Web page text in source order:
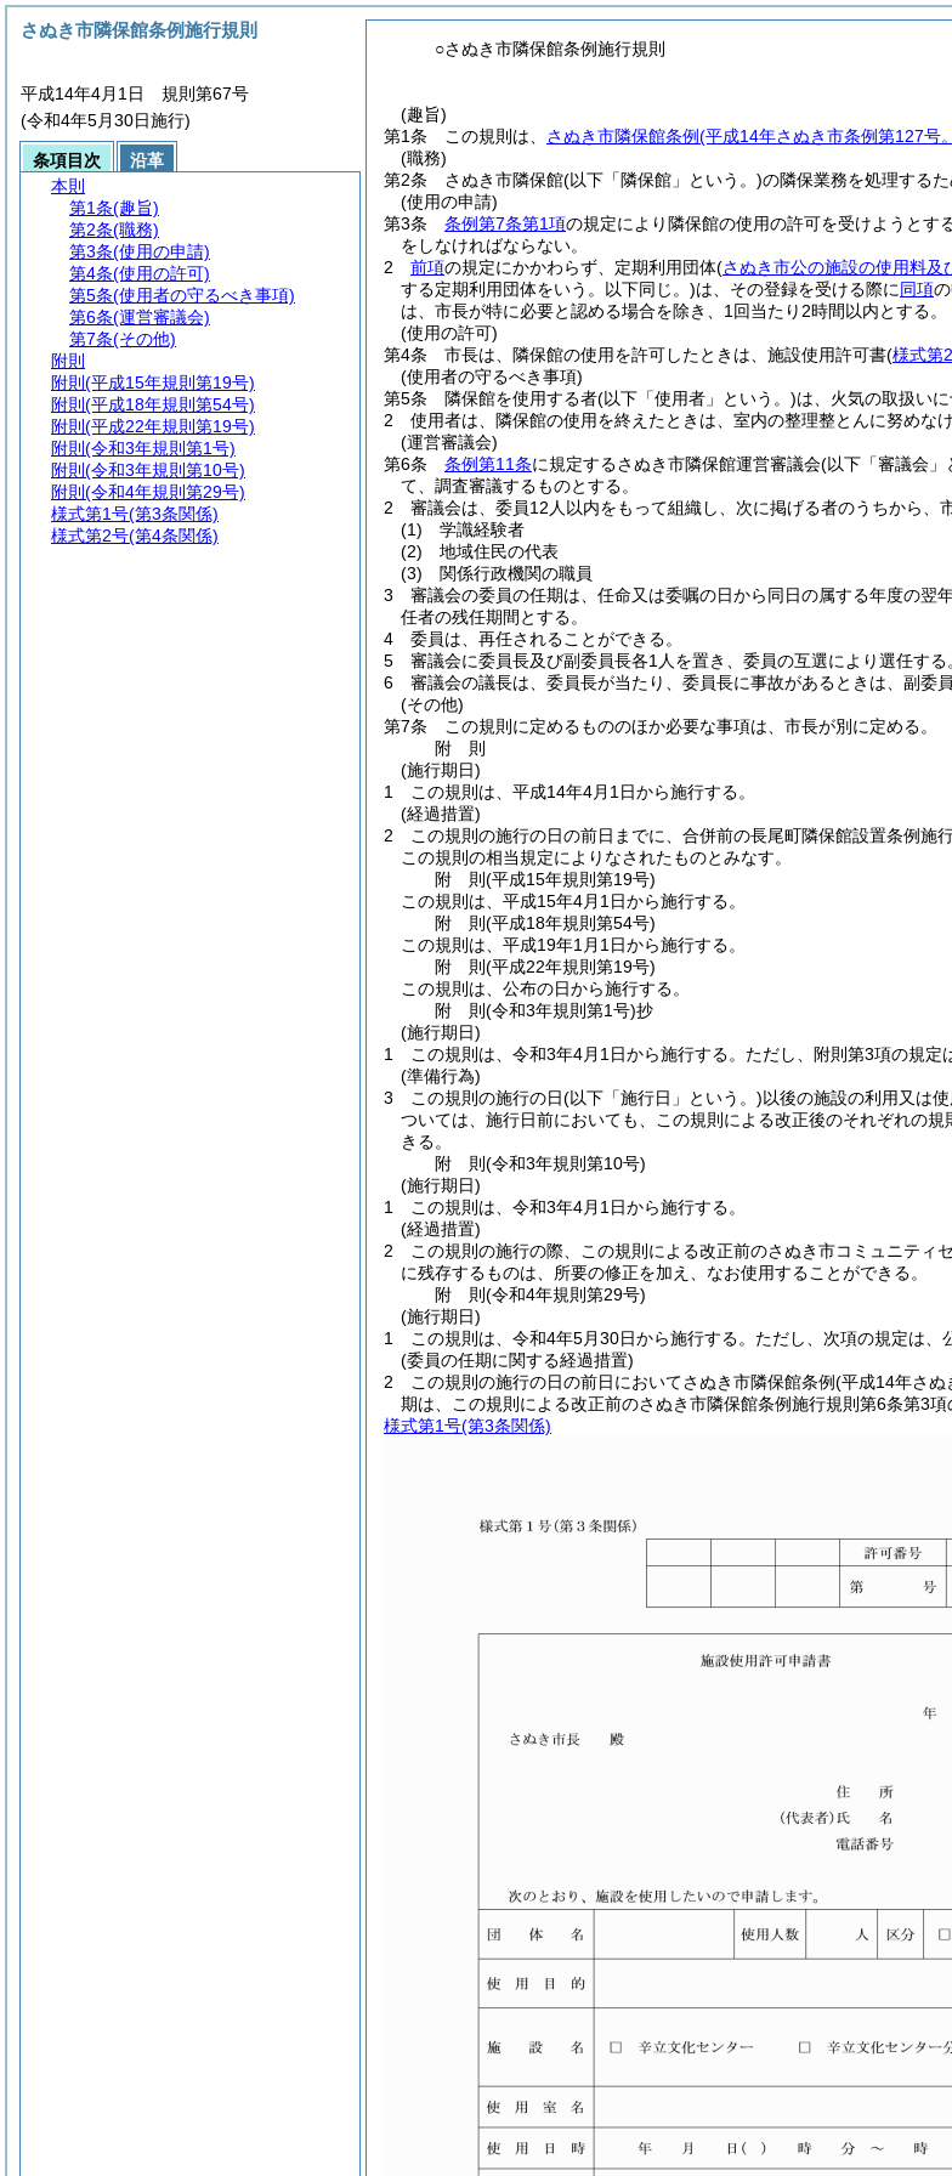
○さぬき市隣保館条例施行規則
(趣旨)
第1条
この規則は、 さぬき市隣保館条例(平成14年さぬき市条例第127号
(職務)
第2条
さぬき市隣保館(以下「隣保館」という。)の隣保業務を処理する
(使用の申請)
第3条
条例第7条第1項の規定により隣保館の使用の許可を受けようと
をしなければならない。
2
前項の規定にかかわらず、定期利用団体(さぬき市公の施設の使用料及
する定期利用団体をいう。以下同じ。)は、その登録を受ける際に同項
は、市長が特に必要と認める場合を除き、1回当たり2時間以内とする。
(使用の許可)
第4条
市長は、隣保館の使用を許可したときは、施設使用許可書(様式第
(使用者の守るべき事項)
第5条
隣保館を使用する者(以下「使用者」という。)は、火気の取扱い
2
使用者は、隣保館の使用を終えたときは、室内の整理整とんに努めな
(運営審議会)
第6条
条例第11条に規定するさぬき市隣保館運営審議会(以下「審議会」
て、調査審議するものとする。
2
審議会は、委員12人以内をもって組織し、次に掲げる者のうちから、
(1)
学識経験者
(2)
地域住民の代表
(3)
関係行政機関の職員
3
審議会の委員の任期は、任命又は委嘱の日から同日の属する年度の翌
任者の残任期間とする。
4
委員は、再任されることができる。
5
審議会に委員長及び副委員長各1人を置き、委員の互選により選任する
6
審議会の議長は、委員長が当たり、委員長に事故があるときは、副委
(その他)
第7条
この規則に定めるもののほか必要な事項は、市長が別に定める。
附 則
(施行期日)
1
この規則は、平成14年4月1日から施行する。
(経過措置)
2
この規則の施行の日の前日までに、合併前の長尾町隣保館設置条例施
この規則の相当規定によりなされたものとみなす。
附 則(平成15年規則第19号)
この規則は、平成15年4月1日から施行する。
附 則(平成18年規則第54号)
この規則は、平成19年1月1日から施行する。
附 則(平成22年規則第19号)
この規則は、公布の日から施行する。
附 則(令和3年規則第1号)抄
(施行期日)
1
この規則は、令和3年4月1日から施行する。 ただし、附則第3項の規定
(準備行為)
3
この規則の施行の日(以下「施行日」という。)以後の施設の利用又は使
ついては、施行日前においても、この規則による改正後のそれぞれの
きる。
附 則(令和3年規則第10号)
(施行期日)
1
この規則は、令和3年4月1日から施行する。
(経過措置)
2
この規則の施行の際、この規則による改正前のさぬき市コミュニテ
に残存するものは、所要の修正を加え、なお使用することができる。
附 則(令和4年規則第29号)
(施行期日)
1
この規則は、令和4年5月30日から施行する。 ただし、次項の規定は、
(委員の任期に関する経過措置)
2
この規則の施行の日の前日においてさぬき市隣保館条例(平成14年さぬ
期は、この規則による改正前のさぬき市隣保館条例施行規則第6条第3項
様式第1号(第3条関係)
さぬき市隣保館条例施行規則
平成14年4月1日 規則第67号
(令和4年5月30日施行)
条項目次
沿革
本則
第1条(趣旨)
第2条(職務)
第3条(使用の申請)
第4条(使用の許可)
第5条(使用者の守るべき事項)
第6条(運営審議会)
第7条(その他)
附則
附則 (平成15年規則第19号)
附則 (平成18年規則第54号)
附則 (平成22年規則第19号)
附則 (令和3年規則第1号)
附則 (令和3年規則第10号)
附則 (令和4年規則第29号)
様式第1号(第3条関係)
様式第2号(第4条関係)